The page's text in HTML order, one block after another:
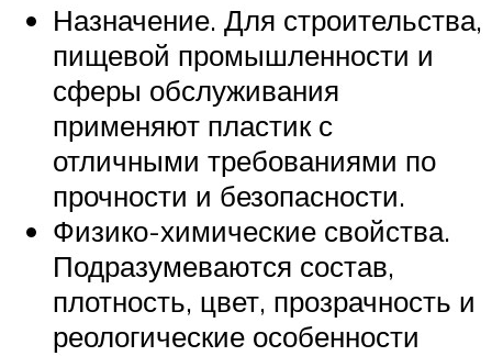
Назначение. Для строительства,
пищевой промышленности и
сферы обслуживания
применяют пластик с
отличными требованиями по
прочности и безопасности.
Физико-химические свойства.
Подразумеваются состав,
плотность, цвет, прозрачность и
реологические особенности